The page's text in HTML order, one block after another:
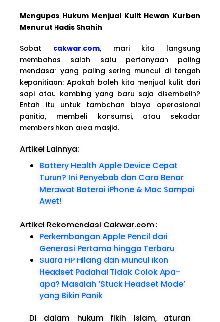
Mengupas Hukum Menjual Kulit Hewan Kurban
Menurut Hadis Shahih
Sobat cakwar.com, mari kita langsung
membahas salah satu pertanyaan paling
mendasar yang paling sering muncul di tengah
kepanitiaan: Apakah boleh kita menjual kulit dari
sapi atau kambing yang baru saja disembelih?
Entah itu untuk tambahan biaya operasional
panitia, membeli konsumsi, atau sekadar
membersihkan area masjid.
Artikel Lainnya:
Battery Health Apple Device Cepat
Turun? Ini Penyebab dan Cara Benar
Merawat Baterai iPhone & Mac Sampai
Awet!
Artikel Rekomendasi Cakwar.com:
Perkembangan Apple Pencil dari
Generasi Pertama hingga Terbaru
Suara HP Hilang dan Muncul Ikon
Headset Padahal Tidak Colok Apa-
apa? Masalah ‘Stuck Headset Mode’
yang Bikin Panik
Di dalam hukum fikih Islam, aturan